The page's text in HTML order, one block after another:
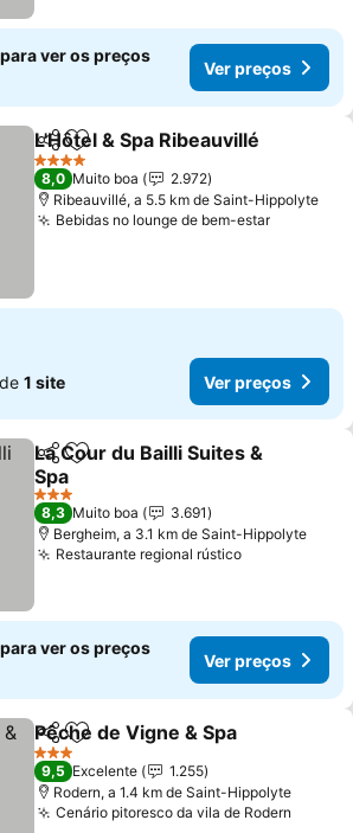
ver os preços
Ver preços
PartilharAdicionar aos favoritos
L'Hôtel & Spa Ribeauvillé
4 Estrelas
8,0 Muito boa
2.972
Ribeauvillé, a 5.5 km de Saint-Hippolyte
Bebidas no lounge de bem-estar
1 site Ver preços
PartilharAdicionar aos favoritos
La Cour du Bailli Suites &
Spa
3 Estrelas
8,3 Muito boa
3.691
Bergheim, a 3.1 km de Saint-Hippolyte
Restaurante regional rústico
ver os preços
Ver preços
PartilharAdicionar aos favoritos
Pêche de Vigne & Spa
3 Estrelas
9,5 Excelente
1.255
Rodern, a 1.4 km de Saint-Hippolyte
Cenário pitoresco da vila de Rodern